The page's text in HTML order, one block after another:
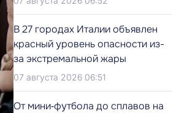
В 27 городах Италии объявлен
красный уровень опасности из-
за экстремальной жары
07 августа 2026 06:51
От мини‑футбола до сплавов на